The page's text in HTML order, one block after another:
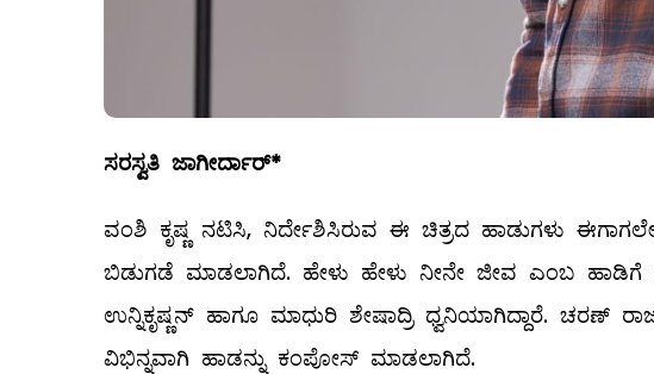
ಸರಸ್ವತಿ ಜಾಗೀರ್ದಾರ್*
ವಂಶಿ ಕೃಷ್ಣ ನಟಿಸಿ, ನಿರ್ದೇಶಿಸಿರುವ ಈ ಚಿತ್ರದ ಹಾಡುಗಳು
ಬಿಡುಗಡೆ ಮಾಡಲಾಗಿದೆ. ಹೇಳು ಹೇಳು ನೀನೇ ಜೀವ ಎಂಬ
ಉನ್ನಿಕೃಷ್ಣನ್ ಹಾಗೂ ಮಾಧುರಿ ಶೇಷಾದ್ರಿ ಧ್ವನಿಯಾಗಿದ್ದಾರೆ. ಚರಣ್
ವಿಭಿನ್ನವಾಗಿ ಹಾಡನ್ನು ಕಂಪೋಸ್ ಮಾಡಲಾಗಿದೆ.